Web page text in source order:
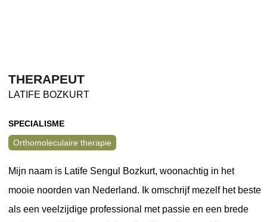
THERAPEUT
LATIFE BOZKURT
SPECIALISME
Orthomoleculaire therapie
Mijn naam is Latife Sengul Bozkurt, woonachtig in het
mooie noorden van Nederland. Ik omschrijf mezelf het beste
als een veelzijdige professional met passie en een brede